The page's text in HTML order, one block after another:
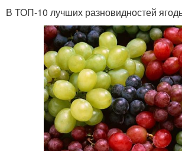
В ТОП-10 лучших разновидностей